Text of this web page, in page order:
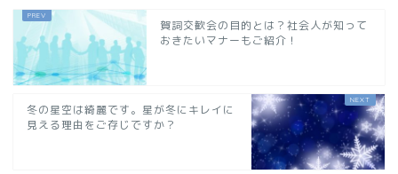
賀詞交歓会の目的とは？社会人が知って
おきたいマナーもご紹介！
冬の星空は綺麗です。星が冬にキレイに
見える理由をご存じですか？